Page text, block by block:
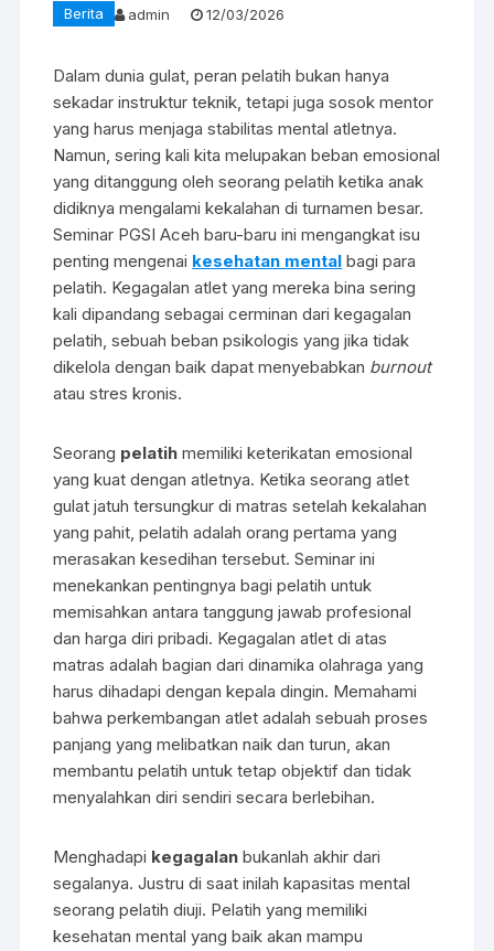
Berita admin 12/03/2026
Dalam dunia gulat, peran pelatih bukan hanya
sekadar instruktur teknik, tetapi juga sosok mentor
yang harus menjaga stabilitas mental atletnya.
Namun, sering kali kita melupakan beban emosional
yang ditanggung oleh seorang pelatih ketika anak
didiknya mengalami kekalahan di turnamen besar.
Seminar PGSI Aceh baru-baru ini mengangkat isu
penting mengenai kesehatan mental bagi para
pelatih. Kegagalan atlet yang mereka bina sering
kali dipandang sebagai cerminan dari kegagalan
pelatih, sebuah beban psikologis yang jika tidak
dikelola dengan baik dapat menyebabkan burnout
atau stres kronis.
Seorang pelatih memiliki keterikatan emosional
yang kuat dengan atletnya. Ketika seorang atlet
gulat jatuh tersungkur di matras setelah kekalahan
yang pahit, pelatih adalah orang pertama yang
merasakan kesedihan tersebut. Seminar ini
menekankan pentingnya bagi pelatih untuk
memisahkan antara tanggung jawab profesional
dan harga diri pribadi. Kegagalan atlet di atas
matras adalah bagian dari dinamika olahraga yang
harus dihadapi dengan kepala dingin. Memahami
bahwa perkembangan atlet adalah sebuah proses
panjang yang melibatkan naik dan turun, akan
membantu pelatih untuk tetap objektif dan tidak
menyalahkan diri sendiri secara berlebihan.
Menghadapi kegagalan bukanlah akhir dari
segalanya. Justru di saat inilah kapasitas mental
seorang pelatih diuji. Pelatih yang memiliki
kesehatan mental yang baik akan mampu